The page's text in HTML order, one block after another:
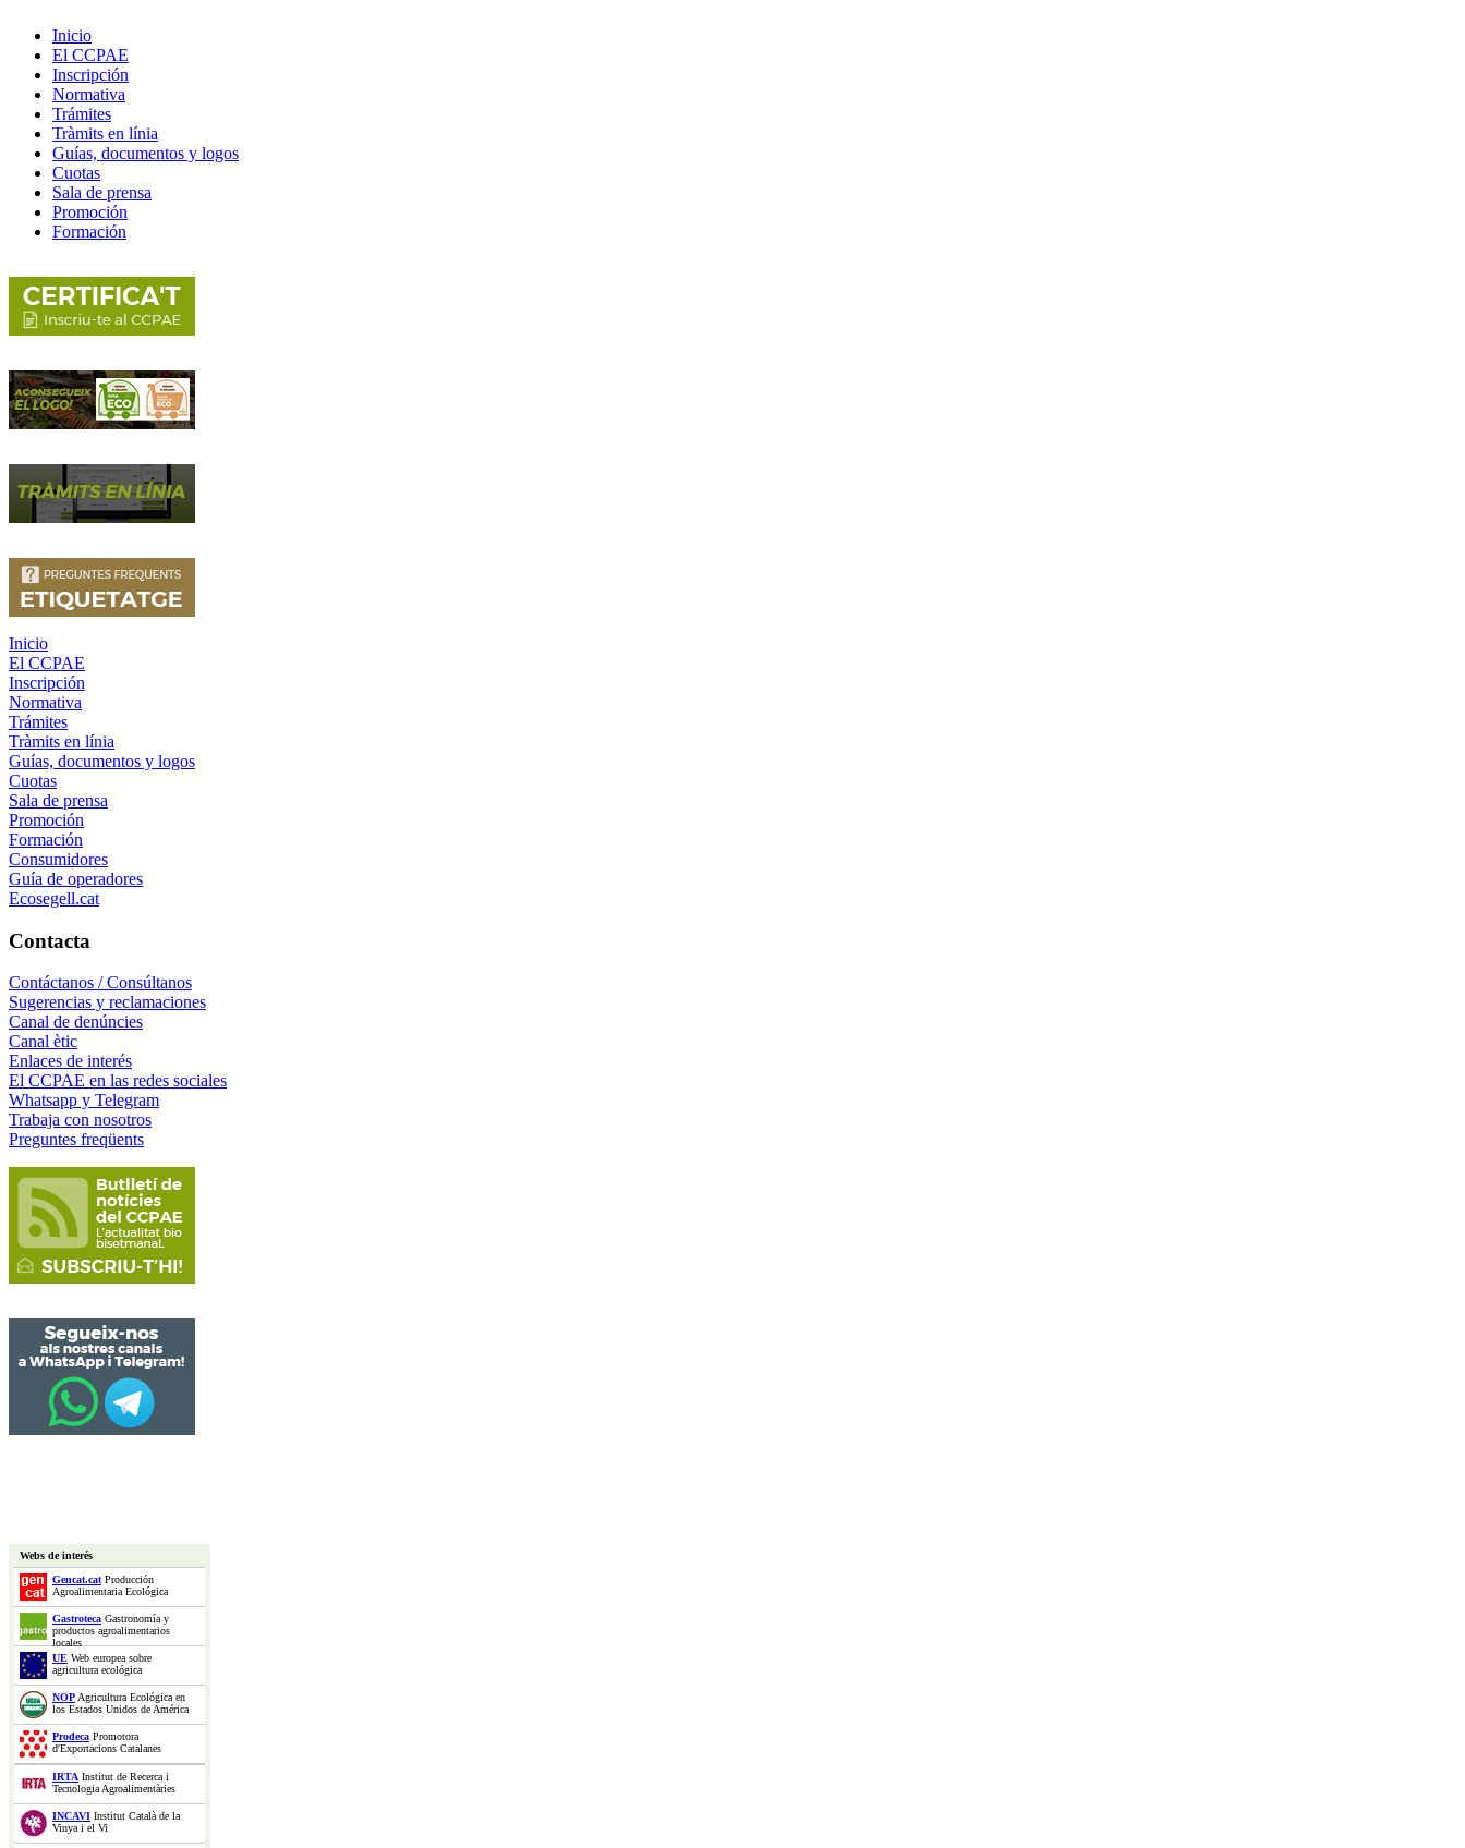
Inicio
El CCPAE
Inscripción
Normativa
Trámites
Tràmits en línia
Guías, documentos y logos
Cuotas
Sala de prensa
Promoción
Formación
Inicio
El CCPAE
Inscripción
Normativa
Trámites
Tràmits en línia
Guías, documentos y logos
Cuotas
Sala de prensa
Promoción
Formación
Consumidores
Guía de operadores
Ecosegell.cat
Contacta
Contáctanos / Consúltanos
Sugerencias y reclamaciones
Canal de denúncies
Canal ètic
Enlaces de interés
El CCPAE en las redes sociales
Whatsapp y Telegram
Trabaja con nosotros
Preguntes freqüents
Webs de interés
Gencat.catProducción
Agroalimentaria Ecológica
Gastroteca Gastronomía y
productos agroalimentarios
locales
UE Web europea sobre
agricultura ecológica
NOPAgricultura Ecológica en
los Estados Unidos de América
Prodeca Promotora
d'Exportacions Catalanes
IRTA Institut de Recerca i
Tecnologia Agroalimentàries
INCAVI Institut Català de la
Vinya i el Vi